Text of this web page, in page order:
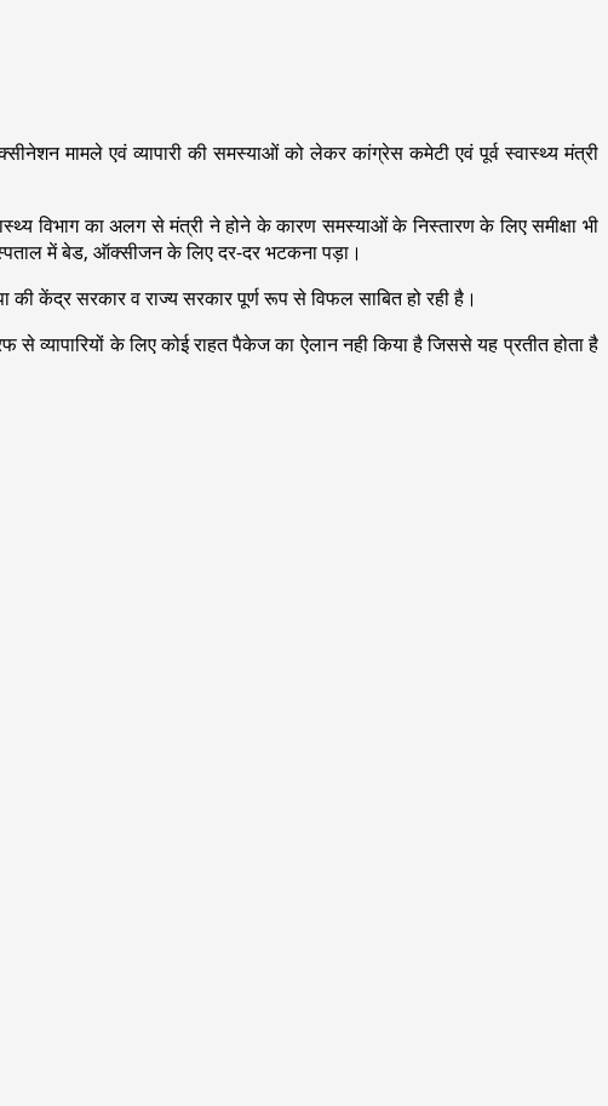
मामले एवं व्यापारी की समस्याओं को लेकर कांग्रेस कमेटी एवं पूर्व स्वास्थ्य मंत्री
विभाग का अलग से मंत्री ने होने के कारण समस्याओं के निस्तारण के लिए समीक्षा भी
में बेड, ऑक्सीजन के लिए दर-दर भटकना पड़ा।
की केंद्र सरकार व राज्य सरकार पूर्ण रूप से विफल साबित हो रही है।
व्यापारियों के लिए कोई राहत पैकेज का ऐलान नही किया है जिससे यह प्रतीत होता है